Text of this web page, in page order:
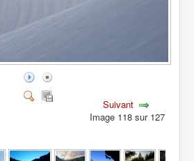
Suivant
Image 118 sur 127